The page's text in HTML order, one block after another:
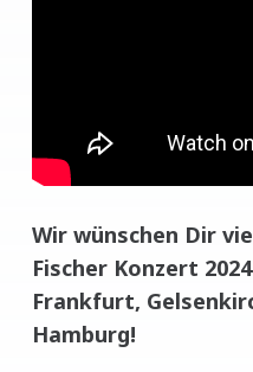
Wir wünschen Dir
Fischer Konzert
Frankfurt,
Hamburg!